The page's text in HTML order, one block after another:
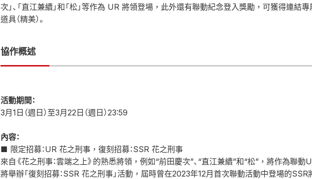
次」、「直江兼續」和「松」等作為 UR 將領登場，此外還有聯動紀念登入獎勵，可獲得連結
道具（精美）。
協作概述
活動期間：
3月1日（週日）至3月22日（週日）23:59
內容：
■ 限定招募：UR 花之刑事，復刻招募：SSR 花之刑事
來自《花之刑事：雲端之上》的熟悉將領，例如“前田慶次”、“直江兼續”和“松”，將作為聯動
將舉辦「復刻招募：SSR 花之刑事」活動，屆時曾在2023年12月首次聯動活動中登場的SSR